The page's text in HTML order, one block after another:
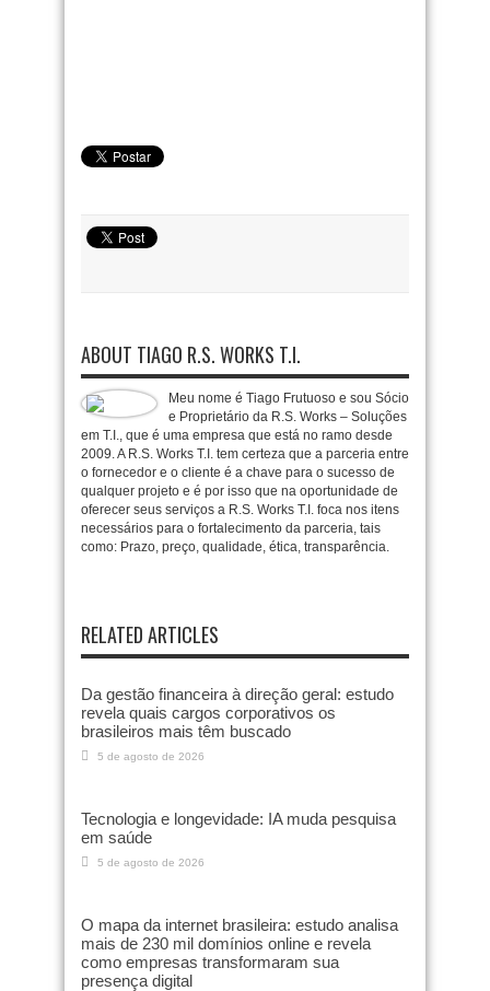
ABOUT TIAGO R.S. WORKS T.I.
Meu nome é Tiago Frutuoso e sou Sócio
e Proprietário da R.S. Works – Soluções
em T.I., que é uma empresa que está no ramo desde
2009. A R.S. Works T.I. tem certeza que a parceria entre
o fornecedor e o cliente é a chave para o sucesso de
qualquer projeto e é por isso que na oportunidade de
oferecer seus serviços a R.S. Works T.I. foca nos itens
necessários para o fortalecimento da parceria, tais
como: Prazo, preço, qualidade, ética, transparência.
RELATED ARTICLES
Da gestão financeira à direção geral: estudo
revela quais cargos corporativos os
brasileiros mais têm buscado
5 de agosto de 2026
Tecnologia e longevidade: IA muda pesquisa
em saúde
5 de agosto de 2026
O mapa da internet brasileira: estudo analisa
mais de 230 mil domínios online e revela
como empresas transformaram sua
presença digital